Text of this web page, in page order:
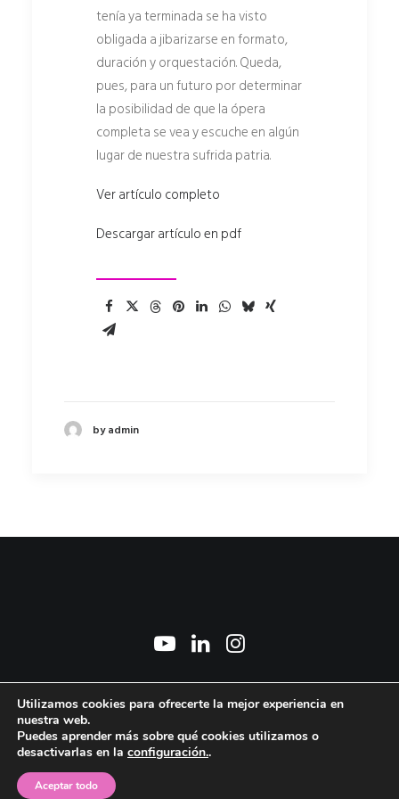
tenía ya terminada se ha visto
obligada a jibarizarse en formato,
duración y orquestación. Queda,
pues, para un futuro por determinar
la posibilidad de que la ópera
completa se vea y escuche en algún
lugar de nuestra sufrida patria.
Ver artículo completo
Descargar artículo en pdf
by admin
2026 © Marisa Manchado Torres. All Rights Reserved ǀAviso Legal y Política de
privacidadǀ Política de cookiesǀ © Foto: David Marcos
Utilizamos cookies para ofrecerte la mejor experiencia en
nuestra web.
Puedes aprender más sobre qué cookies utilizamos o
desactivarlas en la configuración..
Aceptar todo